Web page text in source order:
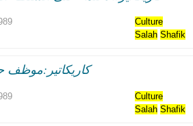
Culture
Salah Shafik
Culture
Salah Shafik